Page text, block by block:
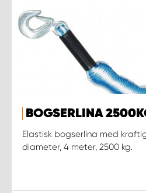
BOGSERLINA
Elastisk bogserlina med
diameter, 4 meter, 2500 kg.